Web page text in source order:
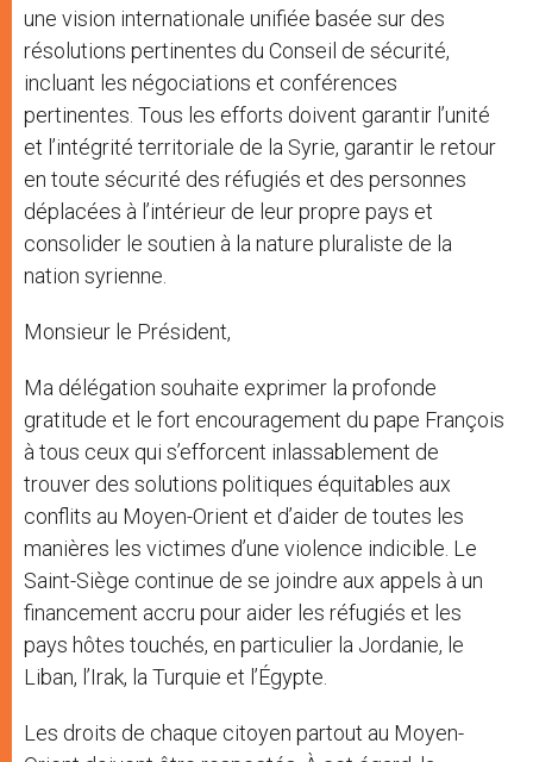
une vision internationale unifiée basée sur des
résolutions pertinentes du Conseil de sécurité,
incluant les négociations et conférences
pertinentes. Tous les efforts doivent garantir l’unité
et l’intégrité territoriale de la Syrie, garantir le retour
en toute sécurité des réfugiés et des personnes
déplacées à l’intérieur de leur propre pays et
consolider le soutien à la nature pluraliste de la
nation syrienne.
Monsieur le Président,
Ma délégation souhaite exprimer la profonde
gratitude et le fort encouragement du pape François
à tous ceux qui s’efforcent inlassablement de
trouver des solutions politiques équitables aux
conflits au Moyen-Orient et d’aider de toutes les
manières les victimes d’une violence indicible. Le
Saint-Siège continue de se joindre aux appels à un
financement accru pour aider les réfugiés et les
pays hôtes touchés, en particulier la Jordanie, le
Liban, l’Irak, la Turquie et l’Égypte.
Les droits de chaque citoyen partout au Moyen-